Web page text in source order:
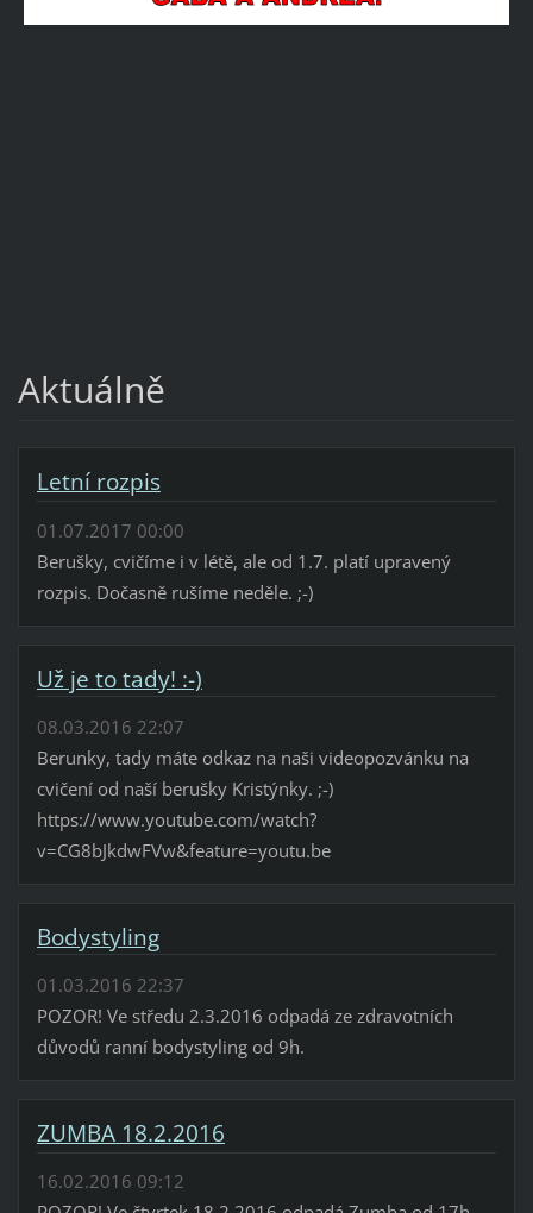
Aktuálně
Letní rozpis
01.07.2017 00:00
Berušky, cvičíme i v létě, ale od 1.7. platí upravený
rozpis. Dočasně rušíme neděle. ;-)
Už je to tady! :-)
08.03.2016 22:07
Berunky, tady máte odkaz na naši videopozvánku na
cvičení od naší berušky Kristýnky. ;-)
https://www.youtube.com/watch?
v=CG8bJkdwFVw&feature=youtu.be
Bodystyling
01.03.2016 22:37
POZOR! Ve středu 2.3.2016 odpadá ze zdravotních
důvodů ranní bodystyling od 9h.
ZUMBA 18.2.2016
16.02.2016 09:12